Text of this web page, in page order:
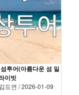
투어(아름다운 섬 일
이빗
도연 / 2026-01-09